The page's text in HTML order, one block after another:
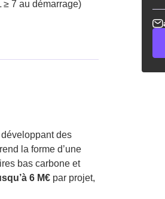
7 au démarrage)
des
la forme d’une
bas carbone et
6 M€ par projet,